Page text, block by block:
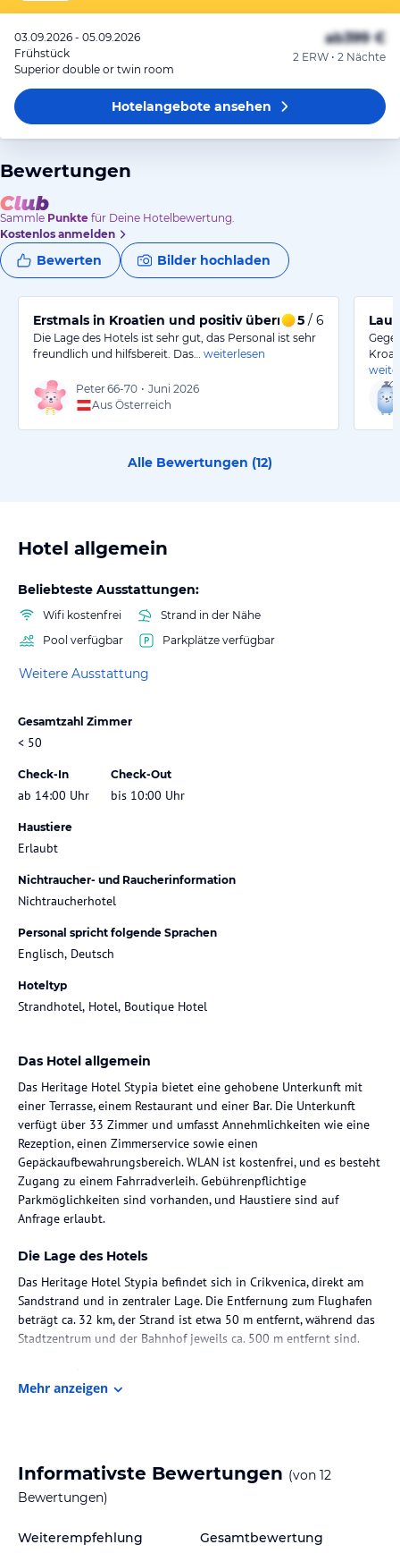
03.09.2026 - 05.09.2026
Frühstück
Superior double or twin room
ab399 €
2 ERW • 2 Nächte
Hotelangeboteansehen
Bewertungen
Sammle Punkte für Deine Hotelbewertung.
Kostenlos anmelden
Bewerten Bilder hochladen
Erstmals in Kroatien und positiv überrascht !
5 / 6
Die Lage des Hotels ist sehr gut, das Personal ist sehr
freundlich und hilfsbereit. Das…
weiterlesen
Peter66-70 • Juni 2026
Aus Österreich
Alle Bewertungen (12)
Hotel allgemein
Beliebteste Ausstattungen:
Wifi kostenfrei
Strand in der Nähe
Pool verfügbar
Parkplätze verfügbar
Weitere Ausstattung
Gesamtzahl Zimmer
< 50
Check-In
ab 14:00 Uhr
Check-Out
bis 10:00 Uhr
Haustiere
Erlaubt
Nichtraucher- und Raucherinformation
Nichtraucherhotel
Personal spricht folgende Sprachen
Englisch, Deutsch
Hoteltyp
Strandhotel, Hotel, Boutique Hotel
Das Hotel allgemein
Das Heritage Hotel Stypia bietet eine gehobene Unterkunft mit
einer Terrasse, einem Restaurant und einer Bar. Die Unterkunft
verfügt über 33 Zimmer und umfasst Annehmlichkeiten wie eine
Rezeption, einen Zimmerservice sowie einen
Gepäckaufbewahrungsbereich. WLAN ist kostenfrei, und es besteht
Zugang zu einem Fahrradverleih. Gebührenpflichtige
Parkmöglichkeiten sind vorhanden, und Haustiere sind auf
Anfrage erlaubt.
Die Lage des Hotels
Das Heritage Hotel Stypia befindet sich in Crikvenica, direkt am
Sandstrand und in zentraler Lage. Die Entfernung zum Flughafen
beträgt ca. 32 km, der Strand ist etwa 50 m entfernt, während das
Stadtzentrum und der Bahnhof jeweils ca. 500 m entfernt sind.
mit Dusche und Badewanne, Haartrockner, Bademäntel und
Kosmetikartikel. Nichtraucherzimmer sind vorhanden.
Gastronomie im Hotel
Mehr anzeigen
Informativste Bewertungen (von 12
Bewertungen)
Weiterempfehlung Gesamtbewertung